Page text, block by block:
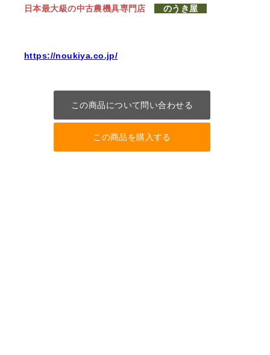
日本最大級の中古農機具専門店 のうき屋
https://noukiya.co.jp/
この商品について問い合わせる
この商品を購入する